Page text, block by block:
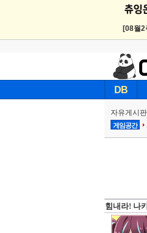
[08월2
DB
자유게시판
게임공간
힘내라! 나